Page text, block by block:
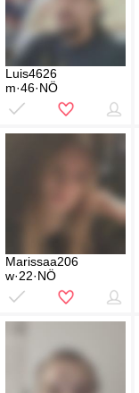
Luis4626
m·46·NÖ
Marissaa206
w·22·NÖ